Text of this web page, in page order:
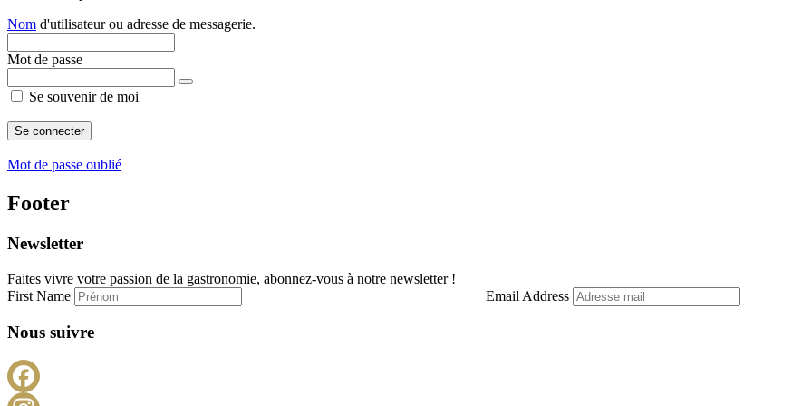
Nom d'utilisateur ou adresse de messagerie.
Mot de passe
Se souvenir de moi
Mot de passe oublié
Footer
Newsletter
Faites vivre votre passion de la gastronomie, abonnez-vous à notre newsletter !
First Name
Email Address
Nous suivre